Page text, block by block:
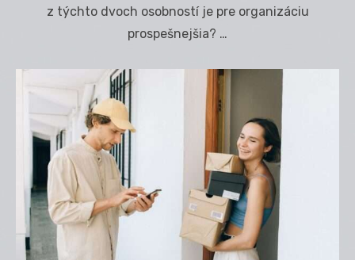
z týchto dvoch osobností je pre organizáciu
prospešnejšia? …